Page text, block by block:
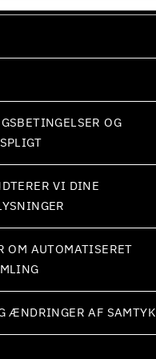
OG
VI DINE
OM AUTOMATISERET
ÆNDRINGER AF